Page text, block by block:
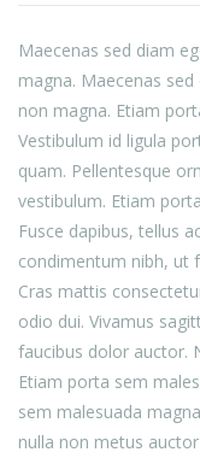
Maecenas sed diam
magna. Maecenas
non magna. Etiam
Vestibulum id ligula
quam. Pellentesque
vestibulum. Etiam
Fusce dapibus, tellus
condimentum nibh, ut
Cras mattis
odio dui. Vivamus
faucibus dolor auctor.
Etiam porta sem
sem malesuada
nulla non metus